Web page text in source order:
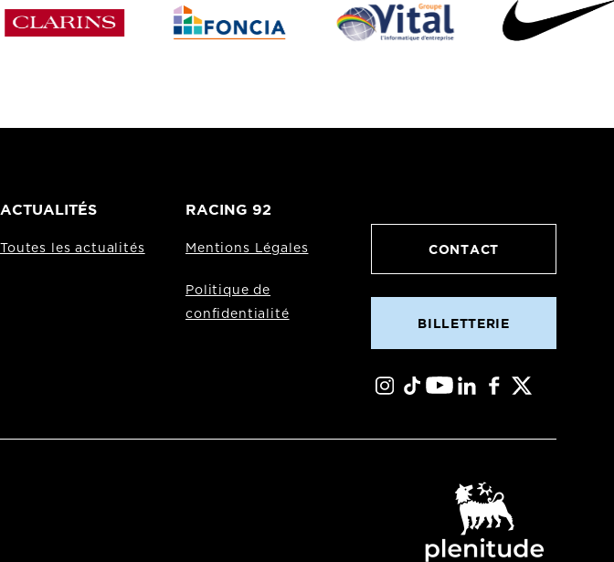
ACTUALITÉS
Toutes les actualités
RACING 92
Mentions Légales
Politique de
confidentialité
CONTACT
BILLETTERIE